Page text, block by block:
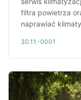
filtra powietrza
naprawiać
30.11.-0001